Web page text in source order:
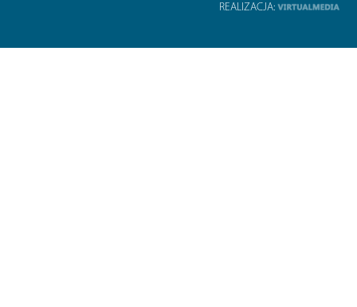
REALIZACJA: